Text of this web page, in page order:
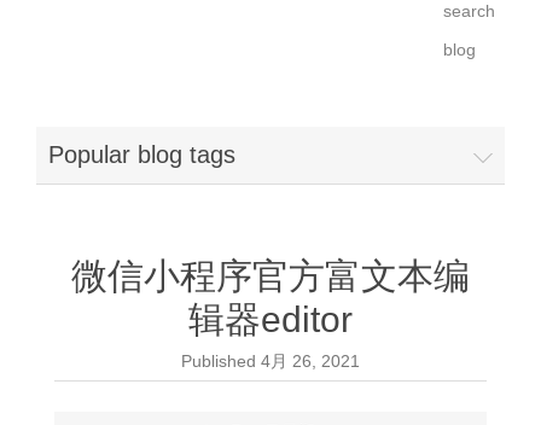
search
blog
Popular blog tags
微信小程序官方富文本编
辑器editor
Published 4月 26, 2021